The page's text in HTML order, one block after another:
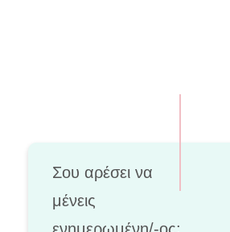
Σου αρέσει να
μένεις